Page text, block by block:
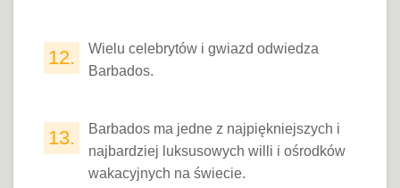
12.
Wielu celebrytów i gwiazd odwiedza
Barbados.
13.
Barbados ma jedne z najpiękniejszych i
najbardziej luksusowych willi i ośrodków
wakacyjnych na świecie.